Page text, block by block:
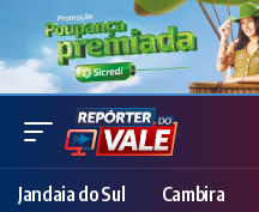
Jandaia do Sul Cambira